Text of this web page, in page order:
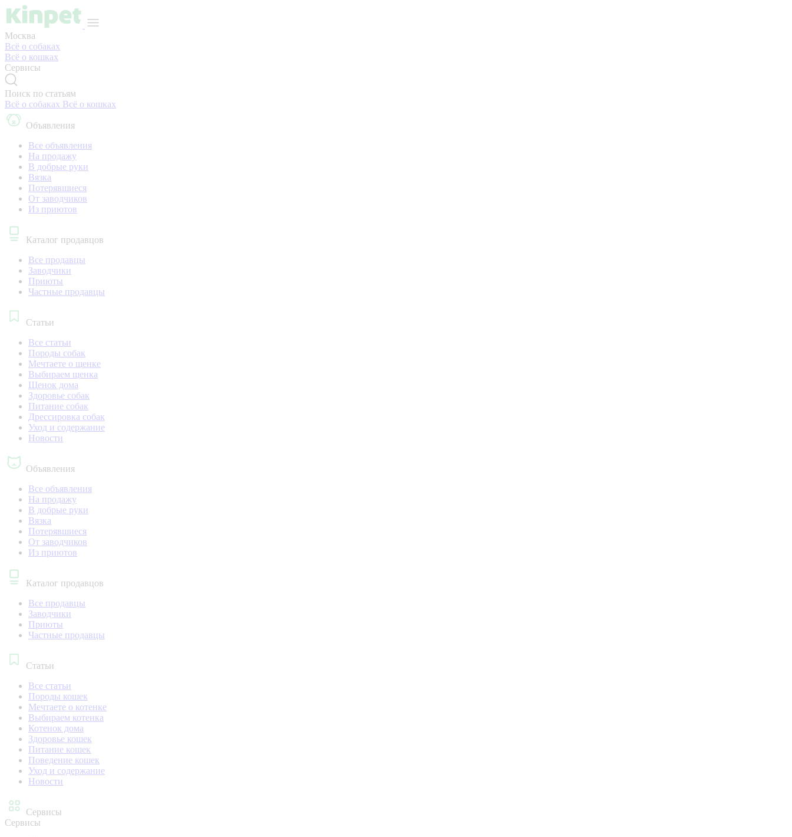
Москва
Всё о собаках
Всё о кошках
Сервисы
Поиск по статьям
Всё о собаках Всё о кошках
Объявления
Все объявления
На продажу
В добрые руки
Вязка
Потерявшиеся
От заводчиков
Из приютов
Каталог продавцов
Все продавцы
Заводчики
Приюты
Частные продавцы
Статьи
Все статьи
Породы собак
Мечтаете о щенке
Выбираем щенка
Щенок дома
Здоровье собак
Питание собак
Дрессировка собак
Уход и содержание
Новости
Объявления
Все объявления
На продажу
В добрые руки
Вязка
Потерявшиеся
От заводчиков
Из приютов
Каталог продавцов
Все продавцы
Заводчики
Приюты
Частные продавцы
Статьи
Все статьи
Породы кошек
Мечтаете о котенке
Выбираем котенка
Котенок дома
Здоровье кошек
Питание кошек
Поведение кошек
Уход и содержание
Новости
Сервисы
Сервисы